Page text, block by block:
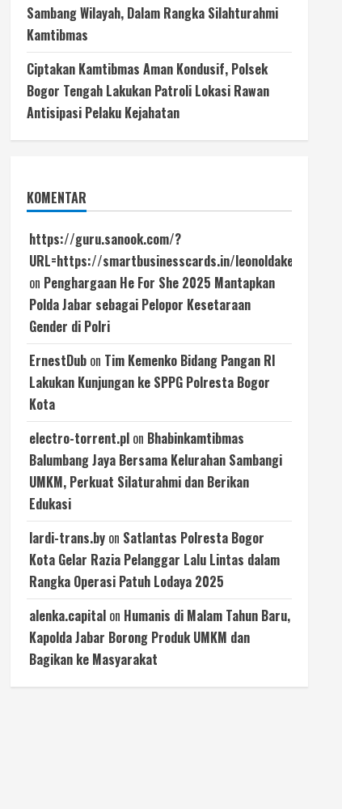
Sambang Wilayah, Dalam Rangka Silahturahmi
Kamtibmas
Ciptakan Kamtibmas Aman Kondusif, Polsek
Bogor Tengah Lakukan Patroli Lokasi Rawan
Antisipasi Pelaku Kejahatan
KOMENTAR
https://guru.sanook.com/?
URL=https://smartbusinesscards.in/leonoldaker753
on Penghargaan He For She 2025 Mantapkan
Polda Jabar sebagai Pelopor Kesetaraan
Gender di Polri
ErnestDub on Tim Kemenko Bidang Pangan RI
Lakukan Kunjungan ke SPPG Polresta Bogor
Kota
electro-torrent.pl on Bhabinkamtibmas
Balumbang Jaya Bersama Kelurahan Sambangi
UMKM, Perkuat Silaturahmi dan Berikan
Edukasi
lardi-trans.by on Satlantas Polresta Bogor
Kota Gelar Razia Pelanggar Lalu Lintas dalam
Rangka Operasi Patuh Lodaya 2025
alenka.capital on Humanis di Malam Tahun Baru,
Kapolda Jabar Borong Produk UMKM dan
Bagikan ke Masyarakat